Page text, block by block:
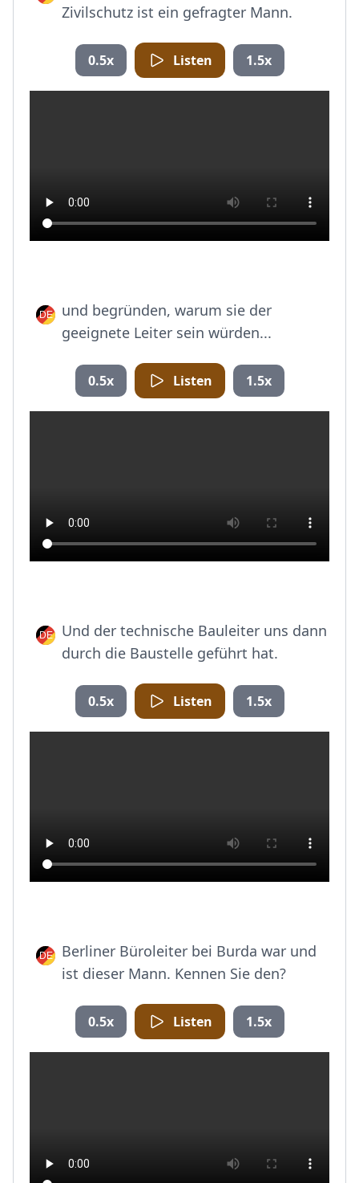
Zivilschutz ist ein gefragter Mann.
0.5x Listen 1.5x
und begründen, warum sie der
geeignete Leiter sein würden...
0.5x Listen 1.5x
Und der technische Bauleiter uns dann
durch die Baustelle geführt hat.
0.5x Listen 1.5x
Berliner Büroleiter bei Burda war und
ist dieser Mann. Kennen Sie den?
0.5x Listen 1.5x